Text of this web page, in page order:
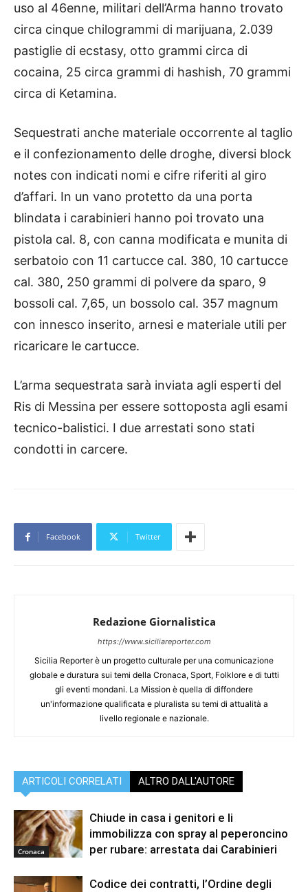
uso al 46enne, militari dell’Arma hanno trovato
circa cinque chilogrammi di marijuana, 2.039
pastiglie di ecstasy, otto grammi circa di
cocaina, 25 circa grammi di hashish, 70 grammi
circa di Ketamina.
Sequestrati anche materiale occorrente al taglio
e il confezionamento delle droghe, diversi block
notes con indicati nomi e cifre riferiti al giro
d’affari. In un vano protetto da una porta
blindata i carabinieri hanno poi trovato una
pistola cal. 8, con canna modificata e munita di
serbatoio con 11 cartucce cal. 380, 10 cartucce
cal. 380, 250 grammi di polvere da sparo, 9
bossoli cal. 7,65, un bossolo cal. 357 magnum
con innesco inserito, arnesi e materiale utili per
ricaricare le cartucce.
L’arma sequestrata sarà inviata agli esperti del
Ris di Messina per essere sottoposta agli esami
tecnico-balistici. I due arrestati sono stati
condotti in carcere.
Facebook Twitter
Redazione Giornalistica
https://www.siciliareporter.com
Sicilia Reporter è un progetto culturale per una comunicazione
globale e duratura sui temi della Cronaca, Sport, Folklore e di tutti
gli eventi mondani. La Mission è quella di diffondere
un'informazione qualificata e pluralista su temi di attualità a
livello regionale e nazionale.
ARTICOLI CORRELATI ALTRO DALL'AUTORE
Cronaca
Chiude in casa i genitori e li
immobilizza con spray al peperoncino
per rubare: arrestata dai Carabinieri
Codice dei contratti, l’Ordine degli